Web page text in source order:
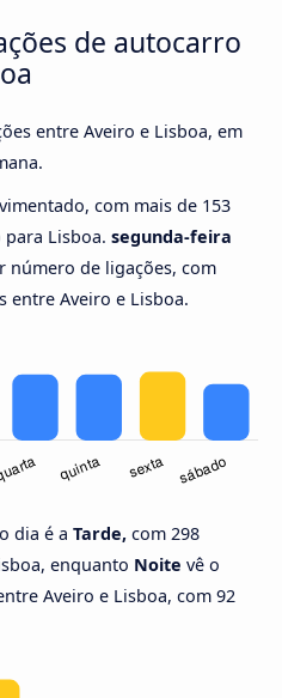
de autocarro
entre Aveiro e Lisboa, em
com mais de 153
Lisboa. segunda-feira
de ligações, com
entre Aveiro e Lisboa.
dia é a Tarde, com 298
enquanto Noite vê o
Aveiro e Lisboa, com 92